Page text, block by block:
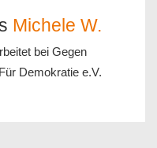
Michele W.
bei Gegen
Demokratie e.V.